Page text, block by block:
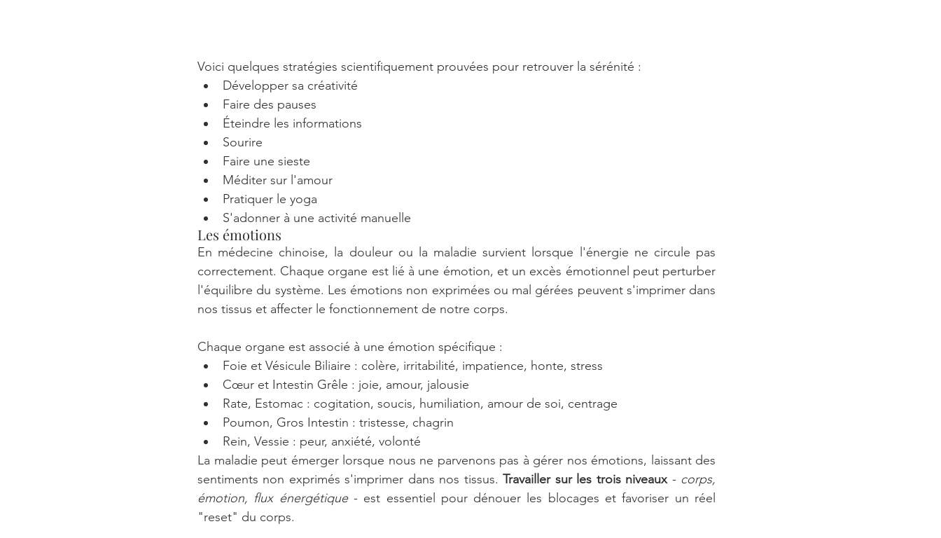
Voici quelques stratégies scientifiquement prouvées pour retrouver la sérénité :
Développer sa créativité
Faire des pauses
Éteindre les informations
Sourire
Faire une sieste
Méditer sur l'amour
Pratiquer le yoga
S'adonner à une activité manuelle
Les émotions
En médecine chinoise, la douleur ou la maladie survient lorsque l'énergie ne circule pas
correctement. Chaque organe est lié à une émotion, et un excès émotionnel peut perturber
l'équilibre du système. Les émotions non exprimées ou mal gérées peuvent s'imprimer dans
nos tissus et affecter le fonctionnement de notre corps.
Chaque organe est associé à une émotion spécifique :
Foie et Vésicule Biliaire : colère, irritabilité, impatience, honte, stress
Cœur et Intestin Grêle : joie, amour, jalousie
Rate, Estomac : cogitation, soucis, humiliation, amour de soi, centrage
Poumon, Gros Intestin : tristesse, chagrin
Rein, Vessie : peur, anxiété, volonté
La maladie peut émerger lorsque nous ne parvenons pas à gérer nos émotions, laissant des
sentiments non exprimés s'imprimer dans nos tissus. Travailler sur les trois niveaux - corps,
émotion, flux énergétique - est essentiel pour dénouer les blocages et favoriser un réel
"reset" du corps.